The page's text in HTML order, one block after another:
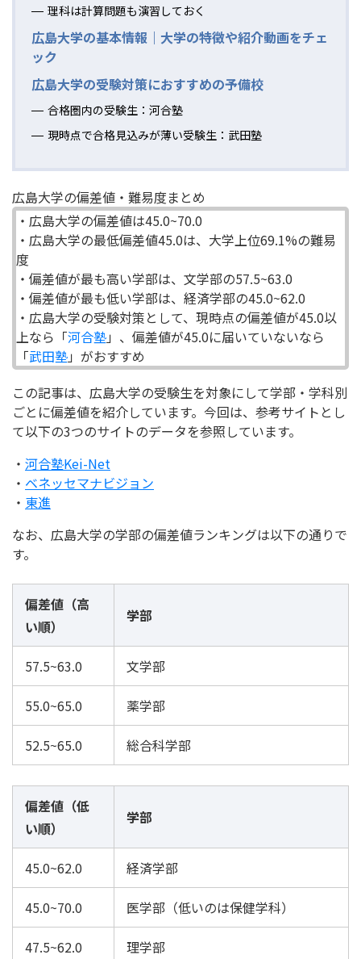
理科は計算問題も演習しておく
広島大学の基本情報｜大学の特徴や紹介動画をチェ
ック
広島大学の受験対策におすすめの予備校
合格圏内の受験生：河合塾
現時点で合格見込みが薄い受験生：武田塾
広島大学の偏差値・難易度まとめ
・広島大学の偏差値は45.0~70.0
・広島大学の最低偏差値45.0は、大学上位69.1%の難易
度
・偏差値が最も高い学部は、文学部の57.5~63.0
・偏差値が最も低い学部は、経済学部の45.0~62.0
・広島大学の受験対策として、現時点の偏差値が45.0以
上なら「河合塾」、偏差値が45.0に届いていないなら
「武田塾」がおすすめ
この記事は、広島大学の受験生を対象にして学部・学科別
ごとに偏差値を紹介しています。今回は、参考サイトとし
て以下の3つのサイトのデータを参照しています。
・ 河合塾Kei-Net
・ ベネッセマナビジョン
・ 東進
なお、広島大学の学部の偏差値ランキングは以下の通りで
す。
偏差値（高
い順）
学部
57.5~63.0 文学部
55.0~65.0 薬学部
52.5~65.0 総合科学部
偏差値（低
い順）
学部
45.0~62.0 経済学部
45.0~70.0 医学部（低いのは保健学科）
47.5~62.0 理学部